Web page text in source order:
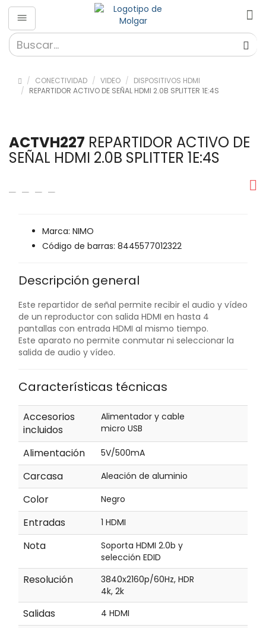
CONECTIVIDAD VIDEO
DISPOSITIVOS HDMI
REPARTIDOR ACTIVO DE SEÑAL HDMI 2.0B SPLITTER 1E:4S
ACTVH227 REPARTIDOR ACTIVO DE
SEÑAL HDMI 2.0B SPLITTER 1E:4S
Marca: NIMO
Código de barras: 8445577012322
Descripción general
Este repartidor de señal permite recibir el audio y vídeo
de un reproductor con salida HDMI en hasta 4
pantallas con entrada HDMI al mismo tiempo.
Este aparato no permite conmutar ni seleccionar la
salida de audio y vídeo.
Características técnicas
Accesorios
incluidos
Alimentador y cable
micro USB
Alimentación 5V/500mA
Carcasa Aleación de aluminio
Color Negro
Entradas 1 HDMI
Nota
Soporta HDMI 2.0b y
selección EDID
Resolución
3840x2160p/60Hz, HDR
4k, 2k
Salidas 4 HDMI